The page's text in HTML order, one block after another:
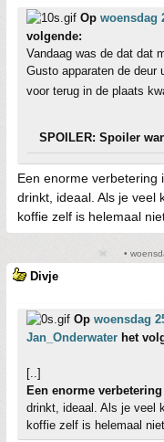
Op woensdag
volgende:
Vandaag was de dat dat
Gusto apparaten de deur
voor terug in de plaats
SPOILER: Spoiler
Een enorme verbetering
drinkt, ideaal. Als je veel
koffie zelf is helemaal
•
Divje
Op woensdag
Jan_Onderwater het
[..]
Een enorme
drinkt, ideaal. Als je veel
koffie zelf is helemaal